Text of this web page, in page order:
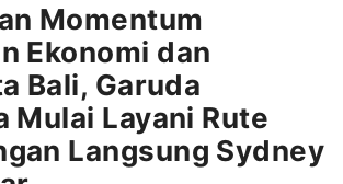
Momentum
Ekonomi dan
Bali, Garuda
Mulai Layani Rute
Langsung Sydney